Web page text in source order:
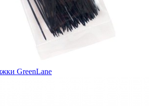
GreenLane